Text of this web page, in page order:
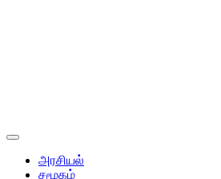
அரசியல்
சமூகம்